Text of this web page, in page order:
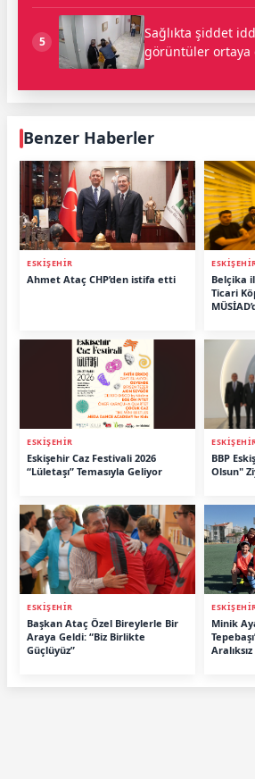
5
Sağlıkta şiddet
görüntüler ortaya
Benzer Haberler
ESKİŞEHİR
Ahmet Ataç CHP’den istifa etti
Belçika
Ticari
ESKİŞEHİR
Eskişehir Caz Festivali 2026
“Lületaşı” Temasıyla Geliyor
BBP
Olsun"
ESKİŞEHİR
Başkan Ataç Özel Bireylerle Bir
Araya Geldi: “Biz Birlikte
Güçlüyüz”
Minik